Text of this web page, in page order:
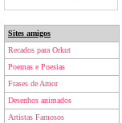
Sites amigos
Recados para Orkut
Poemas e Poesias
Frases de Amor
Desenhos animados
Artistas Famosos